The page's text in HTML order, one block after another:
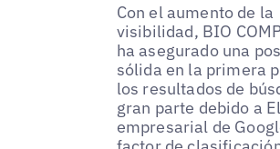
Con el aumento de la
visibilidad, BIO
ha asegurado una
sólida en la primera
los resultados de
gran parte debido a
empresarial de